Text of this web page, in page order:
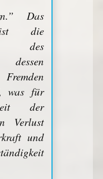
Das
die
des
dessen
was für
der
Verlust
und